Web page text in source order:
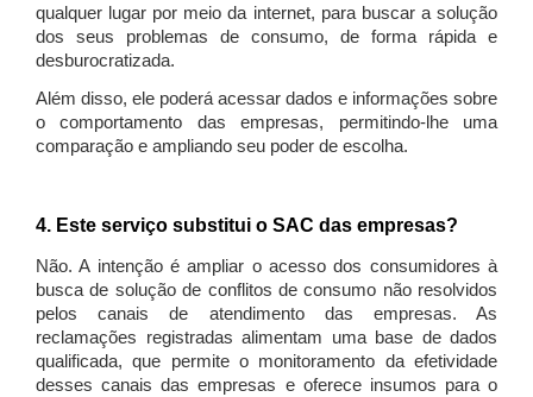
qualquer lugar por meio da internet, para buscar a solução
dos seus problemas de consumo, de forma rápida e
desburocratizada.
Além disso, ele poderá acessar dados e informações sobre
o comportamento das empresas, permitindo-lhe uma
comparação e ampliando seu poder de escolha.
4. Este serviço substitui o SAC das empresas?
Não. A intenção é ampliar o acesso dos consumidores à
busca de solução de conflitos de consumo não resolvidos
pelos canais de atendimento das empresas. As
reclamações registradas alimentam uma base de dados
qualificada, que permite o monitoramento da efetividade
desses canais das empresas e oferece insumos para o